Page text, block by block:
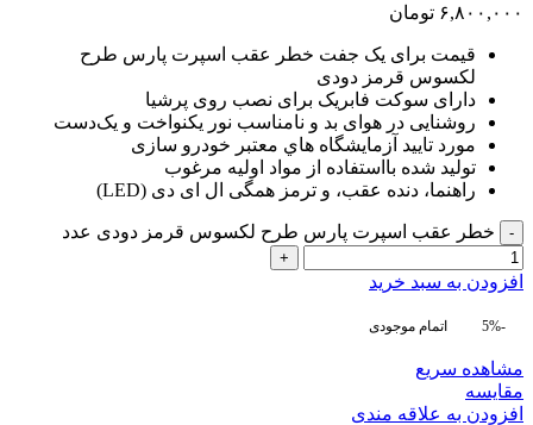
۶,۸۰۰,۰۰۰ تومان
قیمت برای یک جفت خطر عقب اسپرت پارس طرح
لکسوس قرمز دودی
دارای سوکت فابریک برای نصب روی پرشیا
روشنایی در هوای بد و نامناسب نور یکنواخت و یک‌دست
مورد تاييد آزمايشگاه هاي معتبر خودرو سازی
توليد شده بااستفاده از مواد اوليه مرغوب
راهنما، دنده عقب، و ترمز همگی ال ای دی (LED)
- خطر عقب اسپرت پارس طرح لکسوس قرمز دودی عدد
+
افزودن به سبد خرید
-5% اتمام موجودی
مشاهده سریع
مقایسه
افزودن به علاقه مندی